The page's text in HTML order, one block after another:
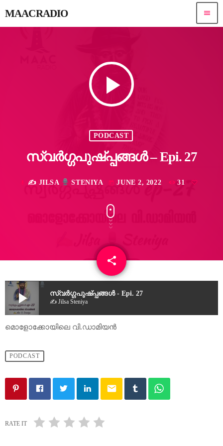
MAACRADIO menu
play_arrow
PODCAST
സ്വർഗ്ഗപുഷ്പ്പങ്ങൾ – Epi. 27
mic ✍ JILSA STENIYA today JUNE 2, 2022 31
share
email
play_arrow സ്വർഗ്ഗപുഷ്പ്പങ്ങൾ - Epi. 27
✍ Jilsa Steniya
മൊളോക്കോയിലെ വി.ഡാമിയൻ
PODCAST
email
RATE IT